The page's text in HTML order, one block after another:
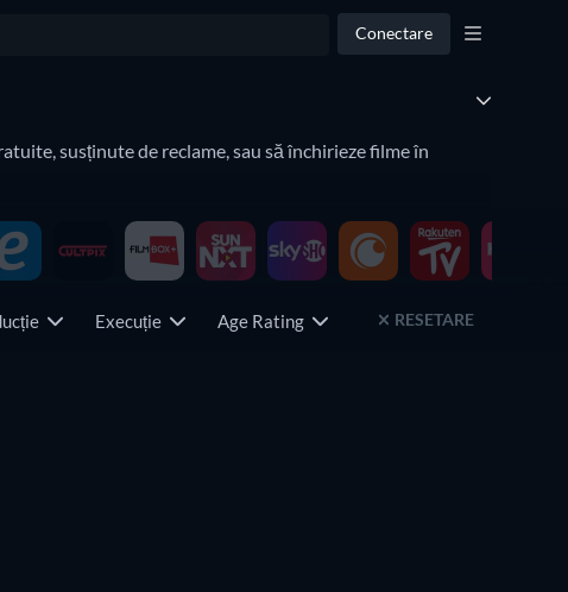
Conectare
susținute de reclame, sau să închirieze filme în
Execuție Age Rating RESETARE